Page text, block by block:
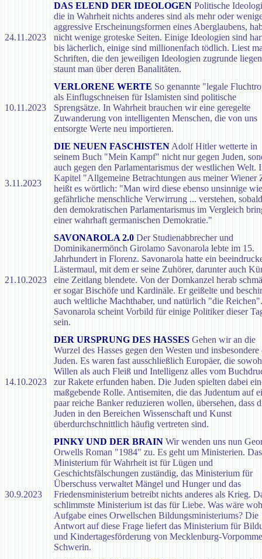
24.11.2023
DAS ELEND DER IDEOLOGEN Politische
die in Wahrheit nichts anderes sind als mehr oder
aggressive Erscheinungsformen eines Aberglaubens,
nicht wenige groteske Seiten. Einige Ideologien sind
bis lächerlich, einige sind millionenfach tödlich. Liest
Schriften, die den jeweiligen Ideologien zugrunde
staunt man über deren Banalitäten.
10.11.2023
VERLORENE WERTE So genannte "legale
als Einflugschneisen für Islamisten sind politische
Sprengsätze. In Wahrheit brauchen wir eine geregelte
Zuwanderung von intelligenten Menschen, die von uns
entsorgte Werte neu importieren.
3.11.2023
DIE NEUEN FASCHISTEN Adolf Hitler wetterte in
seinem Buch "Mein Kampf" nicht nur gegen Juden,
auch gegen den Parlamentarismus der westlichen Welt.
Kapitel "Allgemeine Betrachtungen aus meiner Wiener
heißt es wörtlich: "Man wird diese ebenso unsinnige wie
gefährliche menschliche Verwirrung ... verstehen,
den demokratischen Parlamentarismus im Vergleich
einer wahrhaft germanischen Demokratie."
21.10.2023
SAVONAROLA 2.0 Der Studienabbrecher und
Dominikanermönch Girolamo Savonarola lebte im 15.
Jahrhundert in Florenz. Savonarola hatte ein
Lästermaul, mit dem er seine Zuhörer, darunter auch
eine Zeitlang blendete. Von der Domkanzel herab
er sogar Bischöfe und Kardinäle. Er geißelte und
auch weltliche Machthaber, und natürlich "die Reichen".
Savonarola scheint Vorbild für einige Politiker dieser
sein.
14.10.2023
DER URSPRUNG DES HASSES Gehen wir an die
Wurzel des Hasses gegen den Westen und insbesondere
Juden. Es waren fast ausschließlich Europäer, die
Willen als auch Fleiß und Intelligenz alles vom
zur Rakete erfunden haben. Die Juden spielten dabei
maßgebende Rolle. Antisemiten, die das Judentum auf
paar reiche Banker reduzieren wollen, übersehen, dass
Juden in den Bereichen Wissenschaft und Kunst
überdurchschnittlich häufig vertreten sind.
30.9.2023
PINKY UND DER BRAIN Wir wenden uns nun
Orwells Roman "1984" zu. Es geht um Ministerien. Das
Ministerium für Wahrheit ist für Lügen und
Geschichtsfälschungen zuständig, das Ministerium für
Überschuss verwaltet Mängel und Hunger und das
Friedensministerium betreibt nichts anderes als Krieg.
schlimmste Ministerium ist das für Liebe. Was wäre
Aufgabe eines Orwellschen Bildungsministeriums? Die
Antwort auf diese Frage liefert das Ministerium für
und Kindertagesförderung von Mecklenburg-
Schwerin.